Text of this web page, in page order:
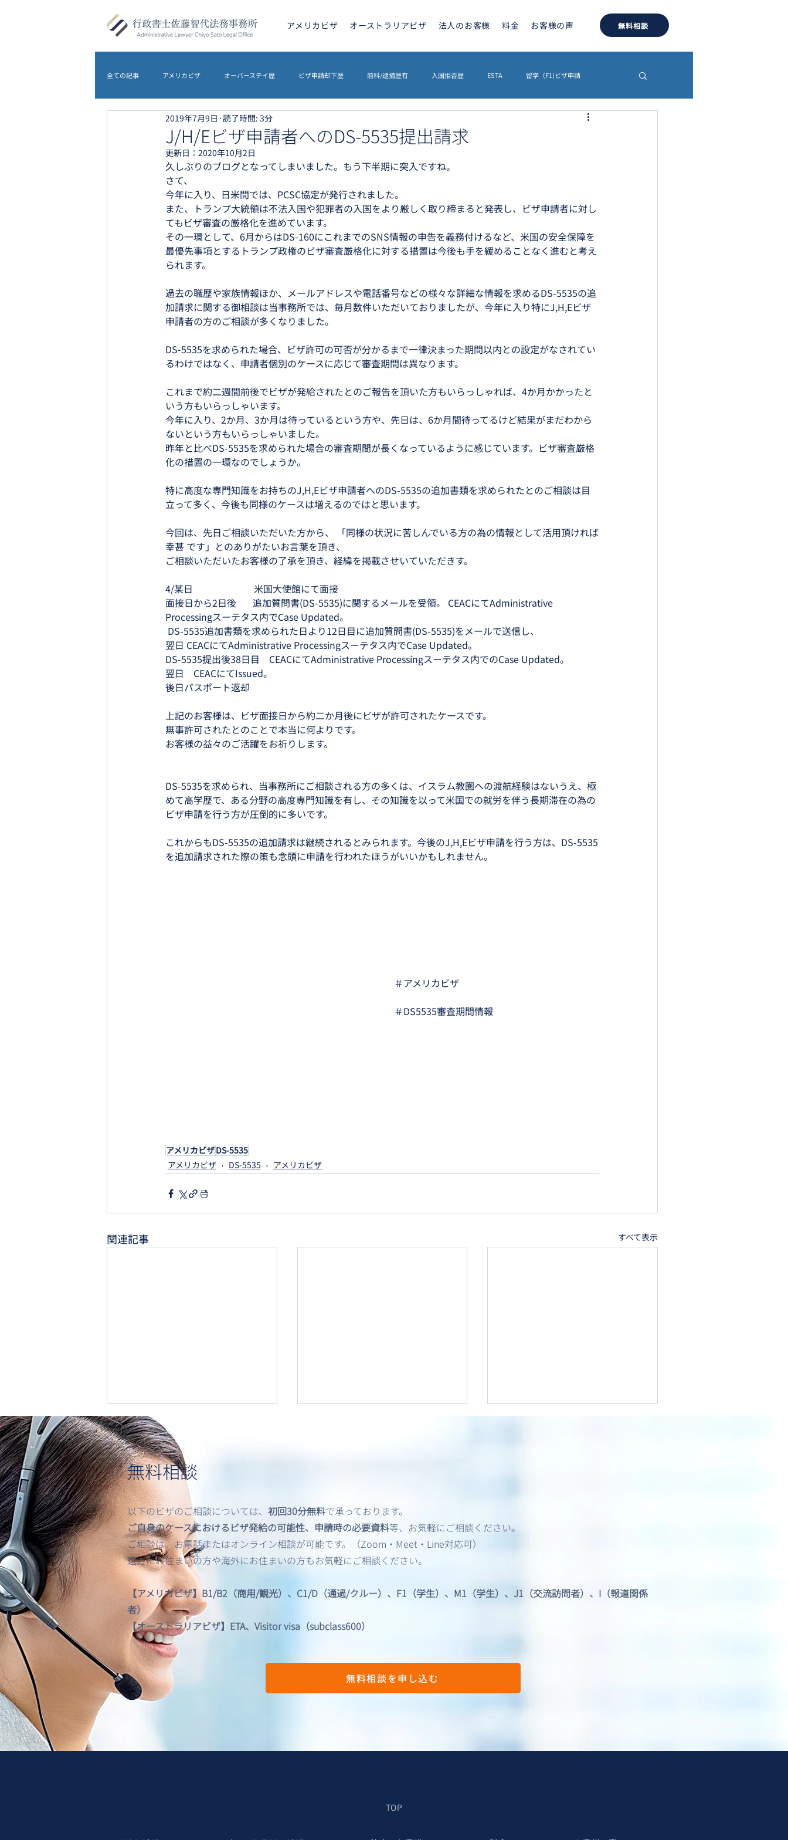
アメリカビザ オーストラリアビザ 法人のお客様 料金 お客様の声 無料相談
全ての記事 アメリカビザ オーバーステイ歴 ビザ申請却下歴 前科/逮捕歴有 入国拒否歴 ESTA 留学（F1)ビザ申請
アメリカビザ オーストラリアビザ 認証・翻訳
離婚 イギリスビザ イギリスETA その他 ETIAS シェンゲンビザ
J/H/Eビザ申請者へのDS-5535提出請求
2019年7月9日 読了時間: 3分
更新日： 2020年10月2日
久しぶりのブログとなってしまいました。もう下半期に突入ですね。
さて、
今年に入り、日米間では、PCSC協定が発行されました。
また、トランプ大統領は不法入国や犯罪者の入国をより厳しく取り締まると発表し、ビザ申請者に対し
てもビザ審査の厳格化を進めています。
その一環として、6月からはDS-160にこれまでのSNS情報の申告を義務付けるなど、米国の安全保障を
最優先事項とするトランプ政権のビザ審査厳格化に対する措置は今後も手を緩めることなく進むと考え
られます。
過去の職歴や家族情報ほか、メールアドレスや電話番号などの様々な詳細な情報を求めるDS-5535の追
加請求に関する御相談は当事務所では、毎月数件いただいておりましたが、今年に入り特にJ,H,Eビザ
申請者の方のご相談が多くなりました。
DS-5535を求められた場合、ビザ許可の可否が分かるまで一律決まった期間以内との設定がなされてい
るわけではなく、申請者個別のケースに応じて審査期間は異なります。
これまで約二週間前後でビザが発給されたとのご報告を頂いた方もいらっしゃれば、4か月かかったと
いう方もいらっしゃいます。
今年に入り、2か月、3か月は待っているという方や、先日は、6か月間待ってるけど結果がまだわから
ないという方もいらっしゃいました。
昨年と比べDS-5535を求められた場合の審査期間が長くなっているように感じています。ビザ審査厳格
化の措置の一環なのでしょうか。
特に高度な専門知識をお持ちのJ,H,Eビザ申請者へのDS-5535の追加書類を求められたとのご相談は目
立って多く、今後も同様のケースは増えるのではと思います。
今回は、先日ご相談いただいた方から、 「同様の状況に苦しんでいる方の為の情報として活用頂ければ
幸甚 です」とのありがたいお言葉を頂き、
ご相談いただいたお客様の了承を頂き、経緯を掲載させいていただきす。
4/某日　 　　　　　 米国大使館にて面接
面接日から2日後   　追加質問書(DS-5535)に関するメールを受領。 CEACにてAdministrative
Processingスーテタス内でCase Updated。
DS-5535追加書類を求められた日より12日目に追加質問書(DS-5535)をメールで送信し、
翌日 CEACにてAdministrative Processingスーテタス内でCase Updated。
DS-5535提出後38日目    CEACにてAdministrative Processingスーテタス内でのCase Updated。
翌日　CEACにてIssued。
後日パスポート返却
上記のお客様は、ビザ面接日から約二か月後にビザが許可されたケースです。
無事許可されたとのことで本当に何よりです。
お客様の益々のご活躍をお祈りします。
DS-5535を求められ、当事務所にご相談される方の多くは、イスラム教圏への渡航経験はないうえ、極
めて高学歴で、ある分野の高度専門知識を有し、その知識を以って米国での就労を伴う長期滞在の為の
ビザ申請を行う方が圧倒的に多いです。
これからもDS-5535の追加請求は継続されるとみられます。今後のJ,H,Eビザ申請を行う方は、DS-5535
を追加請求された際の策も念頭に申請を行われたほうがいいかもしれません。
＃アメリカビザ
＃DS5535審査期間情報
アメリカビザDS-5535
アメリカビザ
DS-5535 アメリカビザ
関連記事 すべて表示
米国出入国時における顔認
証・バイオメトリクス提出の
義務化について
飲酒運転（DUI）歴がある方
のアメリカビザ申請
共有 ― 「M5」とは何か？
無料相談
以下のビザのご相談については、 初回30分無料で承っております。
ご自身のケースにおけるビザ発給の可能性、申請時の必要資料等、お気軽にご相談ください。
ご相談は、お電話またはオンライン相談が可能です。（Zoom・Meet・Line対応可）
遠方にお住まいの方や海外にお住まいの方もお気軽にご相談ください。
【アメリカビザ】B1/B2（商用/観光）、C1/D（通過/クルー）、F1（学生）、M1（学生）、J1（交流訪問者）、I（報道関係
者）
【オーストラリアビザ】ETA、Visitor visa（subclass600）
無料相談を申し込む
TOP